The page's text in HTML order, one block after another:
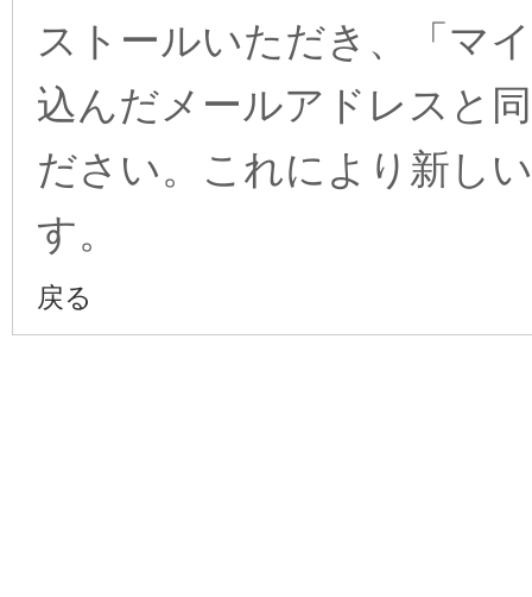
ストールいただき、「マ
込んだメールアドレスと
ださい。これにより新し
す。
戻る